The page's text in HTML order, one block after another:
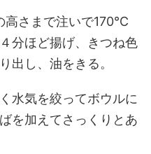
高さまで注いで170℃
分ほど揚げ、きつね色
出し、油をきる。
水気を絞ってボウルに
を加えてさっくりとあ